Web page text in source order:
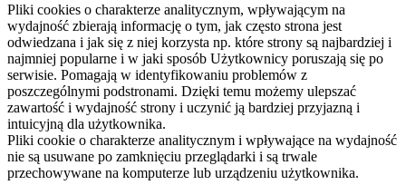
Pliki cookies o charakterze analitycznym, wpływającym na
wydajność zbierają informację o tym, jak często strona jest
odwiedzana i jak się z niej korzysta np. które strony są najbardziej i
najmniej popularne i w jaki sposób Użytkownicy poruszają się po
serwisie. Pomagają w identyfikowaniu problemów z
poszczególnymi podstronami. Dzięki temu możemy ulepszać
zawartość i wydajność strony i uczynić ją bardziej przyjazną i
intuicyjną dla użytkownika.
Pliki cookie o charakterze analitycznym i wpływające na wydajność
nie są usuwane po zamknięciu przeglądarki i są trwale
przechowywane na komputerze lub urządzeniu użytkownika.